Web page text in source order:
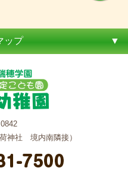
ップ
神社 境内南隣接）